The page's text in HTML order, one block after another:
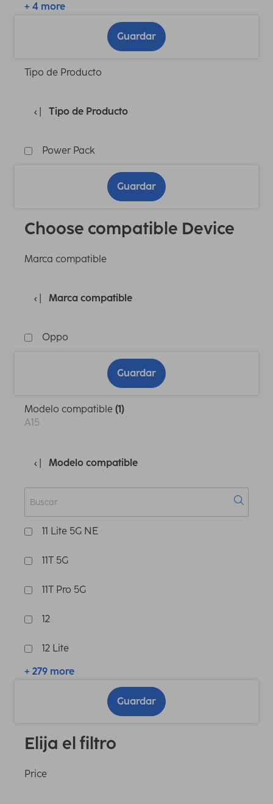
+ 4 more
Guardar
Tipo de Producto
Tipo de Producto
Power Pack
Guardar
Choose compatible Device
Marca compatible
Marca compatible
Oppo
Guardar
Modelo compatible (1)
A15
Modelo compatible
11 Lite 5G NE
11T 5G
11T Pro 5G
12
12 Lite
+ 279 more
Guardar
Elija el filtro
Price